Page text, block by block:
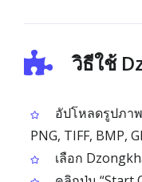
วิธีใช้
อัปโหลดรูปภา
PNG, TIFF, BMP,
เลือก